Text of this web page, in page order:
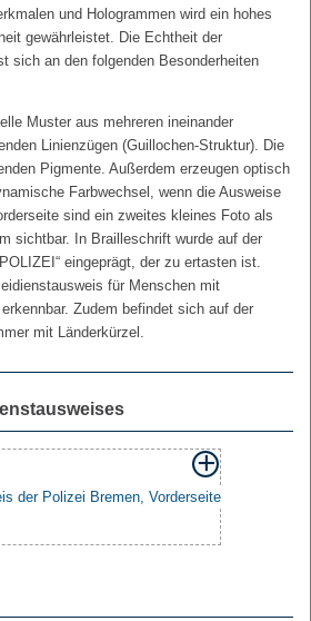
und Hologrammen wird ein hohes
gewährleistet. Die Echtheit der
sich an den folgenden Besonderheiten
Muster aus mehreren ineinander
Linienzügen (Guillochen-Struktur). Die
Pigmente. Außerdem erzeugen optisch
Farbwechsel, wenn die Ausweise
sind ein zweites kleines Foto als
sichtbar. In Brailleschrift wurde auf der
eingeprägt, der zu ertasten ist.
für Menschen mit
Zudem befindet sich auf der
mit Länderkürzel.